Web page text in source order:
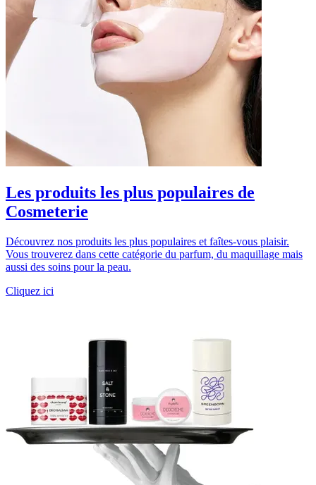
Les produits les plus populaires de
Cosmeterie
Découvrez nos produits les plus populaires et faîtes-vous plaisir.
Vous trouverez dans cette catégorie du parfum, du maquillage mais
aussi des soins pour la peau.
Cliquez ici